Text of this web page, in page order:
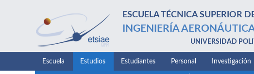
ESCUELA TÉCNICA SUPERIOR
INGENIERÍA
UNIVERSIDAD
Escuela Estudios Estudiantes Personal Investigación